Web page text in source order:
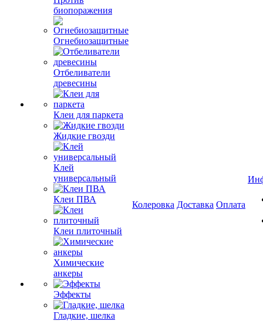
биопоражения
Огнебиозащитные
Отбеливатели
древесины
Клеи для паркета
Жидкие гвозди
Клей
универсальный
Клеи ПВА
Клеи плиточный
Химические
анкеры
Эффекты
Гладкие, шелка
Колеровка Доставка Оплата